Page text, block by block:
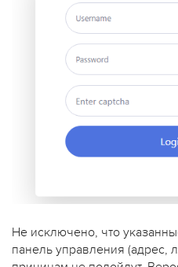
Не исключено, что
панель управления (адрес,